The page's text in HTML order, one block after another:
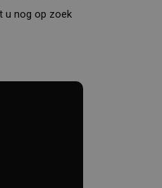
u nog op zoek